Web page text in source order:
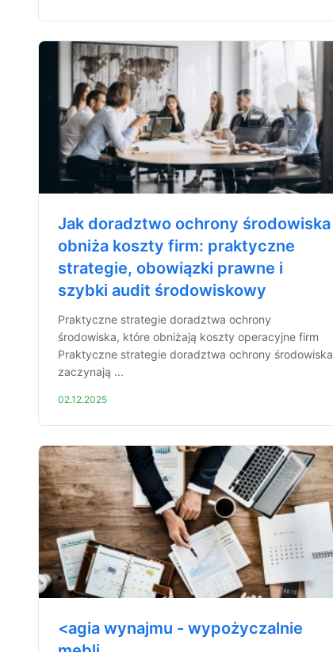
Jak doradztwo ochrony środowiska
obniża koszty firm: praktyczne
strategie, obowiązki prawne i
szybki audit środowiskowy
Praktyczne strategie doradztwa ochrony
środowiska, które obniżają koszty operacyjne firm
Praktyczne strategie doradztwa ochrony środowiska
zaczynają ...
02.12.2025
<agia wynajmu - wypożyczalnie